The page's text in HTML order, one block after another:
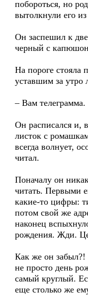
побороться, но
вытолкнули его
Он заспешил к
черный с
На пороге стояла
уставшим за утро
– Вам
Он расписался и,
листок с
всегда волнует,
читал.
Поначалу он
читать. Первыми
какие-то цифры:
потом свой же
наконец
рождения. Жди.
Как же он забыл?!
не просто день
самый круглый.
еще столько же